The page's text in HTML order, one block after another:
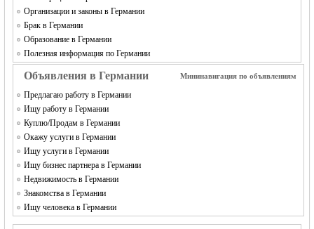
Организации и законы в Германии
Брак в Германии
Образование в Германии
Полезная информация по Германии
Объявления в Германии Мининавигация по объявлениям
Предлагаю работу в Германии
Ищу работу в Германии
Куплю/Продам в Германии
Окажу услуги в Германии
Ищу услуги в Германии
Ищу бизнес партнера в Германии
Недвижимость в Германии
Знакомства в Германии
Ищу человека в Германии